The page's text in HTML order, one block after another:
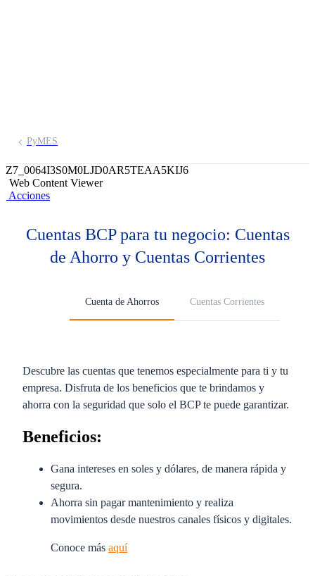
PyMES
Z7_0064I3S0M0LJD0AR5TEAA5KIJ6
Web Content Viewer
Acciones
Cuentas BCP para tu negocio: Cuentas
de Ahorro y Cuentas Corrientes
Cuenta de Ahorros Cuentas Corrientes
Descubre las cuentas que tenemos especialmente para ti y tu
empresa. Disfruta de los beneficios que te brindamos y
ahorra con la seguridad que solo el BCP te puede garantizar.
Beneficios:
Gana intereses en soles y dólares, de manera rápida y
segura.
Ahorra sin pagar mantenimiento y realiza
movimientos desde nuestros canales físicos y digitales.
Conoce más aquí